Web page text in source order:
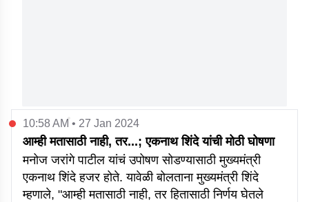
10:58 AM • 27 Jan 2024
आम्ही मतासाठी नाही, तर...; एकनाथ शिंदे यांची मोठी घोषणा
मनोज जरांगे पाटील यांचं उपोषण सोडण्यासाठी मुख्यमंत्री
एकनाथ शिंदे हजर होते. यावेळी बोलताना मुख्यमंत्री शिंदे
म्हणाले, "आम्ही मतासाठी नाही, तर हितासाठी निर्णय घेतले